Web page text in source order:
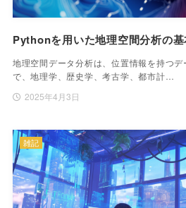
Pythonを用いた地理空間分析の
地理空間データ分析は、位置情報を持つ
で、地理学、歴史学、考古学、都市計…
2025年4月3日
雑記